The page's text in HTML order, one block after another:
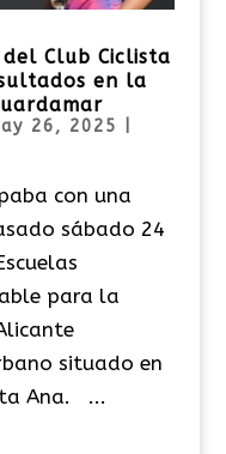
Club Ciclista
en la
26, 2025
con una
sábado 24
para la
situado en
Ana. ...